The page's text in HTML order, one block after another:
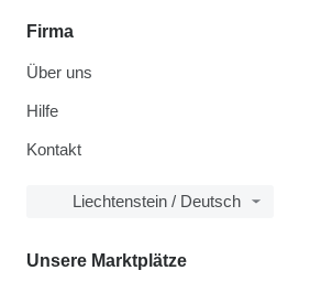
Firma
Über uns
Hilfe
Kontakt
Liechtenstein / Deutsch
Unsere Marktplätze